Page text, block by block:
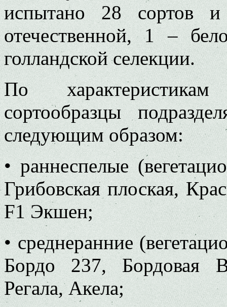
испытано 28 сортов
отечественной, 1 –
голландской селекции.
По
сортообразцы
следующим образом:
• раннеспелые
Грибовская плоская,
F1 Экшен;
• среднеранние
Бордо 237, Бордовая
Регала, Акела;